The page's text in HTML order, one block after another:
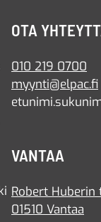
OTA
010 219 0700
myynti@elpac.fi
VANTAA
Robert Huberin
01510 Vantaa